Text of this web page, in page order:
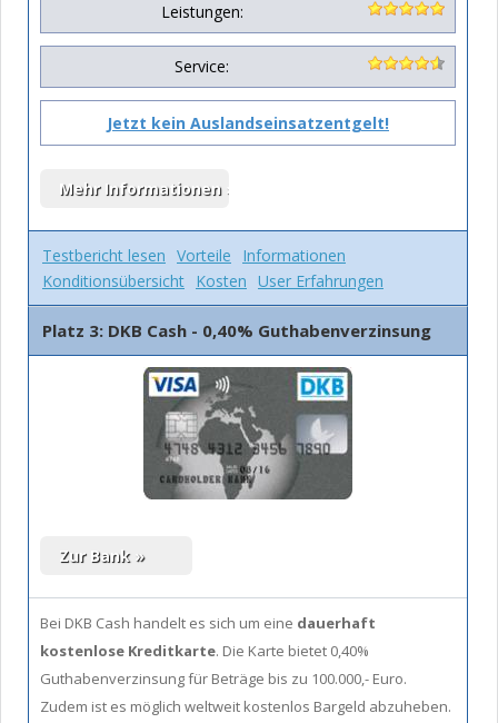
Leistungen:
Service:
Jetzt kein Auslandseinsatzentgelt!
Testbericht lesen Vorteile
Informationen
Konditionsübersicht Kosten User Erfahrungen
Platz 3: DKB Cash - 0,40% Guthabenverzinsung
Bei DKB Cash handelt es sich um eine dauerhaft
kostenlose Kreditkarte. Die Karte bietet 0,40%
Guthabenverzinsung für Beträge bis zu 100.000,- Euro.
Zudem ist es möglich weltweit kostenlos Bargeld abzuheben.